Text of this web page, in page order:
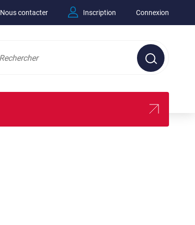
Nous contacter Inscription Connexion